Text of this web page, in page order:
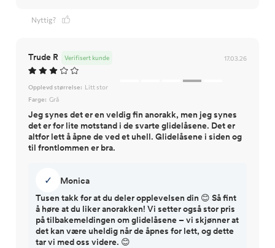
Nyttig?
Trude R 17.03.26
Verifisert kunde
Opplevd størrelse: Litt stor
Farge: Grå
Jeg synes det er en veldig fin anorakk, men jeg synes
det er for lite motstand i de svarte glidelåsene. Det er
altfor lett å åpne de ved et uhell. Glidelåsene i siden og
til frontlommen er bra.
✓
Monica
Tusen takk for at du deler opplevelsen din 😊 Så fint
å høre at du liker anorakken! Vi setter også stor pris
på tilbakemeldingen om glidelåsene – vi skjønner at
det kan være uheldig når de åpnes for lett, og dette
tar vi med oss videre. 😊